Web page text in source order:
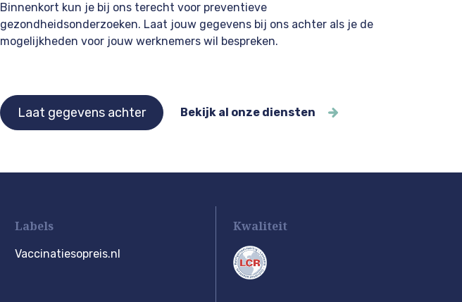
Binnenkort kun je bij ons terecht voor preventieve
gezondheidsonderzoeken. Laat jouw gegevens bij ons achter als je de
mogelijkheden voor jouw werknemers wil bespreken.
Laat gegevens achter Bekijk al onze diensten
Labels
Vaccinatiesopreis.nl
Kwaliteit